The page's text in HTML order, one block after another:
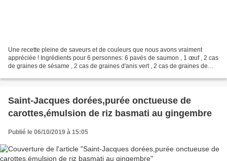
Une recette pleine de saveurs et de couleurs que nous avons vraiment
appréciée ! Ingrédients pour 6 personnes: 6 pavés de saumon , 1 œuf , 2 cas
de graines de sésame , 2 cas de graines d'anis vert , 2 cas de graines de
Saint-Jacques dorées,purée onctueuse de
carottes,émulsion de riz basmati au gingembre
Publié le 06/10/2019 à 15:05